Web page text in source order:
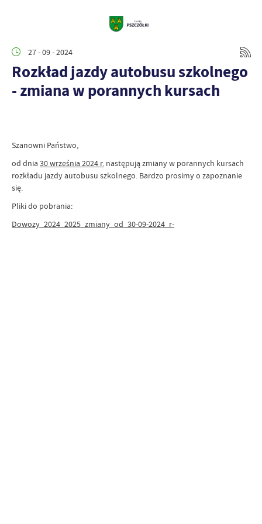
27 - 09 - 2024
Rozkład jazdy autobusu szkolnego
- zmiana w porannych kursach
Szanowni Państwo,
od dnia 30 września 2024 r. następują zmiany w porannych kursach
rozkładu jazdy autobusu szkolnego. Bardzo prosimy o zapoznanie
się.
Pliki do pobrania:
Dowozy_2024_2025_zmiany_od_30-09-2024_r-